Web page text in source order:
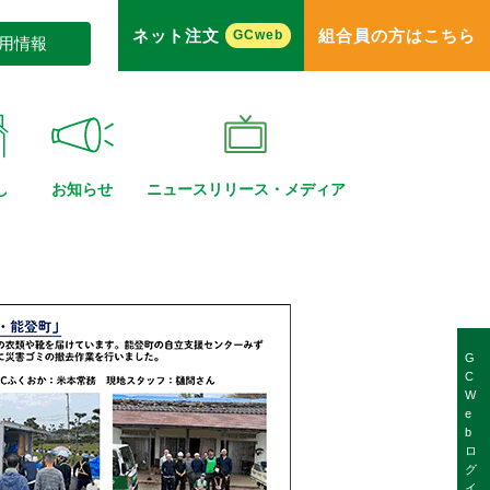
情報
お知らせ ニュースリリース・ メディア
ネット注文 GCweb 組合員の方はこちら
G
C
W
e
b
ロ
グ